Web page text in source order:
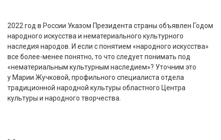
2022 год в России Указом Президента страны объявлен Годом
народного искусства и нематериального культурного
наследия народов. И если с понятием «народного искусства»
все более-менее понятно, то что следует понимать под
«нематериальным культурным наследием»? Уточним это
у Марии Жучковой, профильного специалиста отдела
традиционной народной культуры областного Центра
культуры и народного творчества.